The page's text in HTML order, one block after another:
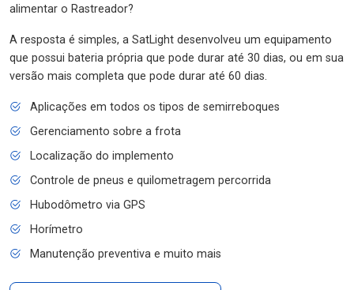
alimentar o Rastreador?
A resposta é simples, a SatLight desenvolveu um equipamento
que possui bateria própria que pode durar até 30 dias, ou em sua
versão mais completa que pode durar até 60 dias.
Aplicações em todos os tipos de semirreboques
Gerenciamento sobre a frota
Localização do implemento
Controle de pneus e quilometragem percorrida
Hubodômetro via GPS
Horímetro
Manutenção preventiva e muito mais